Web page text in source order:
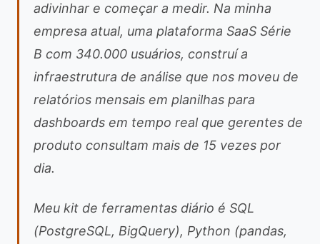
adivinhar e começar a medir. Na minha
empresa atual, uma plataforma SaaS Série
B com 340.000 usuários, construí a
infraestrutura de análise que nos moveu de
relatórios mensais em planilhas para
dashboards em tempo real que gerentes de
produto consultam mais de 15 vezes por
dia.
Meu kit de ferramentas diário é SQL
(PostgreSQL, BigQuery), Python (pandas,